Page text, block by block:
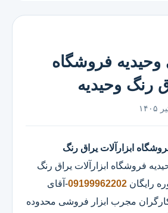
وحیدیه فروشگاه
رنگ وحیدیه
ابزارآلات یراق رنگ
فروشگاه ابزارآلات یراق رنگ
رایگان 09199962202-آقای
مجرب ابزار فروشی محدوده